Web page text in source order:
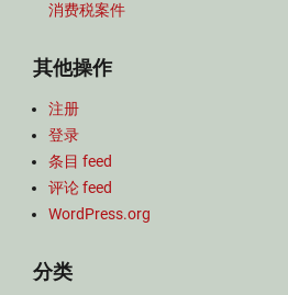
消费税案件
其他操作
注册
登录
条目 feed
评论 feed
WordPress.org
分类